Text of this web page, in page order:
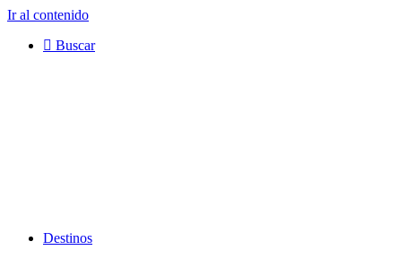
Ir al contenido
Buscar
Destinos